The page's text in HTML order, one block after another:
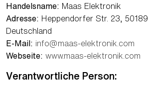
Handelsname: Maas Elektronik
Adresse: Heppendorfer Str. 23, 50189
Deutschland
E-Mail: info@maas-elektronik.com
Webseite: www.maas-elektronik.com
Verantwortliche Person: